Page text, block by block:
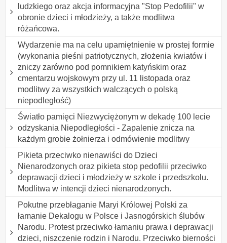
ludzkiego oraz akcja informacyjna "Stop Pedofilii" w
obronie dzieci i młodzieży, a także modlitwa
różańcowa.
Wydarzenie ma na celu upamiętnienie w prostej formie
(wykonania pieśni patriotycznych, złożenia kwiatów i
zniczy zarówno pod pomnikiem katyńskim oraz
cmentarzu wojskowym przy ul. 11 listopada oraz
modlitwy za wszystkich walczących o polską
niepodległość)
Światło pamięci Niezwyciężonym w dekadę 100 lecie
odzyskania Niepodległości - Zapalenie znicza na
każdym grobie żołnierza i odmówienie modlitwy
Pikieta przeciwko nienawiści do Dzieci
Nienarodzonych oraz pikieta stop pedofilii przeciwko
deprawacji dzieci i młodzieży w szkole i przedszkolu.
Modlitwa w intencji dzieci nienarodzonych.
Pokutne przebłaganie Maryi Królowej Polski za
łamanie Dekalogu w Polsce i Jasnogórskich ślubów
Narodu. Protest przeciwko łamaniu prawa i deprawacji
dzieci, niszczenie rodzin i Narodu. Przeciwko bierności